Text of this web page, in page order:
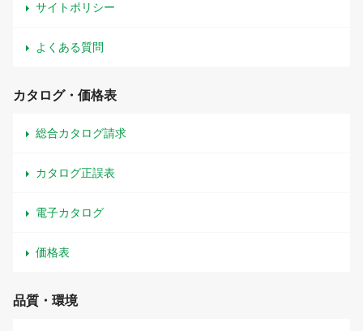
サイトポリシー
よくある質問
カタログ・価格表
総合カタログ請求
カタログ正誤表
電子カタログ
価格表
品質・環境